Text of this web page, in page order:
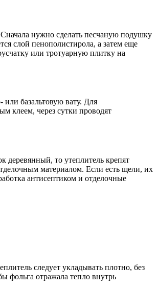
нужно сделать песчаную подушку
слой пенополистирола, а затем еще
или тротуарную плитку на
базальтовую вату. Для
клеем, через сутки проводят
деревянный, то утеплитель крепят
материалом. Если есть щели, их
антисептиком и отделочные
следует укладывать плотно, без
фольга отражала тепло внутрь